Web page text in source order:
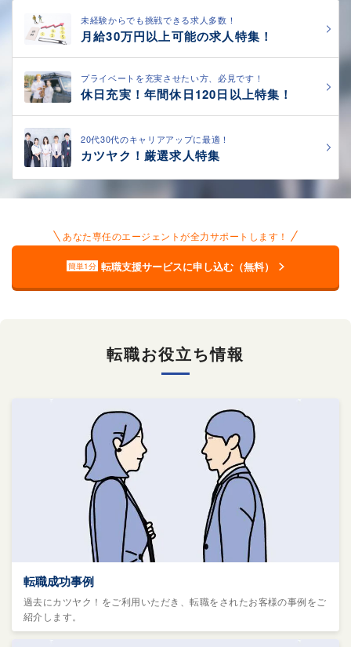
未経験からでも挑戦できる求人多数！
月給30万円以上可能の求人特集！
プライベートを充実させたい方、必見です！
休日充実！年間休日120日以上特集！
20代30代のキャリアアップに最適！
カツヤク！厳選求人特集
あなた専任のエージェントが全力サポートします！
簡単1分 転職支援サービスに申し込む（無料）
転職お役立ち情報
転職成功事例
過去にカツヤク！をご利用いただき、転職をされたお客様の事例をご
紹介します。